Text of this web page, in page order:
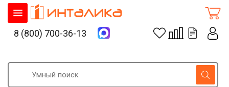
8 (800) 700-36-13